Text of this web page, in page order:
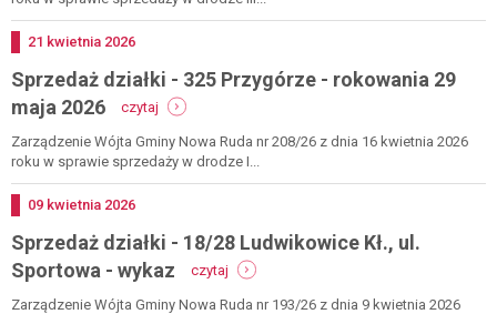
19
Dodano
21 kwietnia 2026
Sprzedaż działki - 325 Przygórze - rokowania 29
maja 2026
czytaj
sprzedaż
działki
-
rokowania
maja
2026
Zarządzenie Wójta Gminy Nowa Ruda nr 208/26 z dnia 16 kwietnia 2026
roku w sprawie sprzedaży w drodze I...
Dodano
09 kwietnia 2026
Sprzedaż działki - 18/28 Ludwikowice Kł., ul.
Sportowa - wykaz
czytaj
sprzedaż
działki
Zarządzenie Wójta Gminy Nowa Ruda nr 193/26 z dnia 9 kwietnia 2026